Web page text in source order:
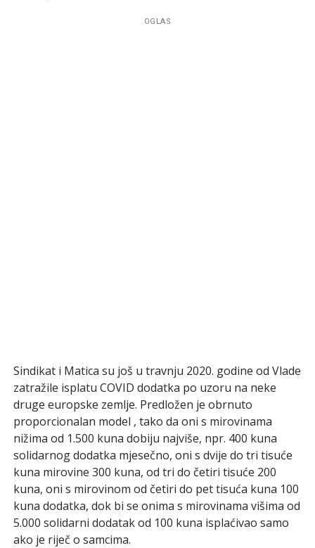
OGLAS
Sindikat i Matica su još u travnju 2020. godine od Vlade
zatražile isplatu COVID dodatka po uzoru na neke
druge europske zemlje. Predložen je obrnuto
proporcionalan model , tako da oni s mirovinama
nižima od 1.500 kuna dobiju najviše, npr. 400 kuna
solidarnog dodatka mjesečno, oni s dvije do tri ti­suće
kuna mirovine 300 kuna, od tri do četiri tisuće 200
kuna, oni s mirovinom od četiri do pet tisuća kuna 100
kuna dodatka, dok bi se onima s mirovinama višima od
5.000 solidarni dodatak od 100 kuna isplaćivao samo
ako je riječ o samcima.